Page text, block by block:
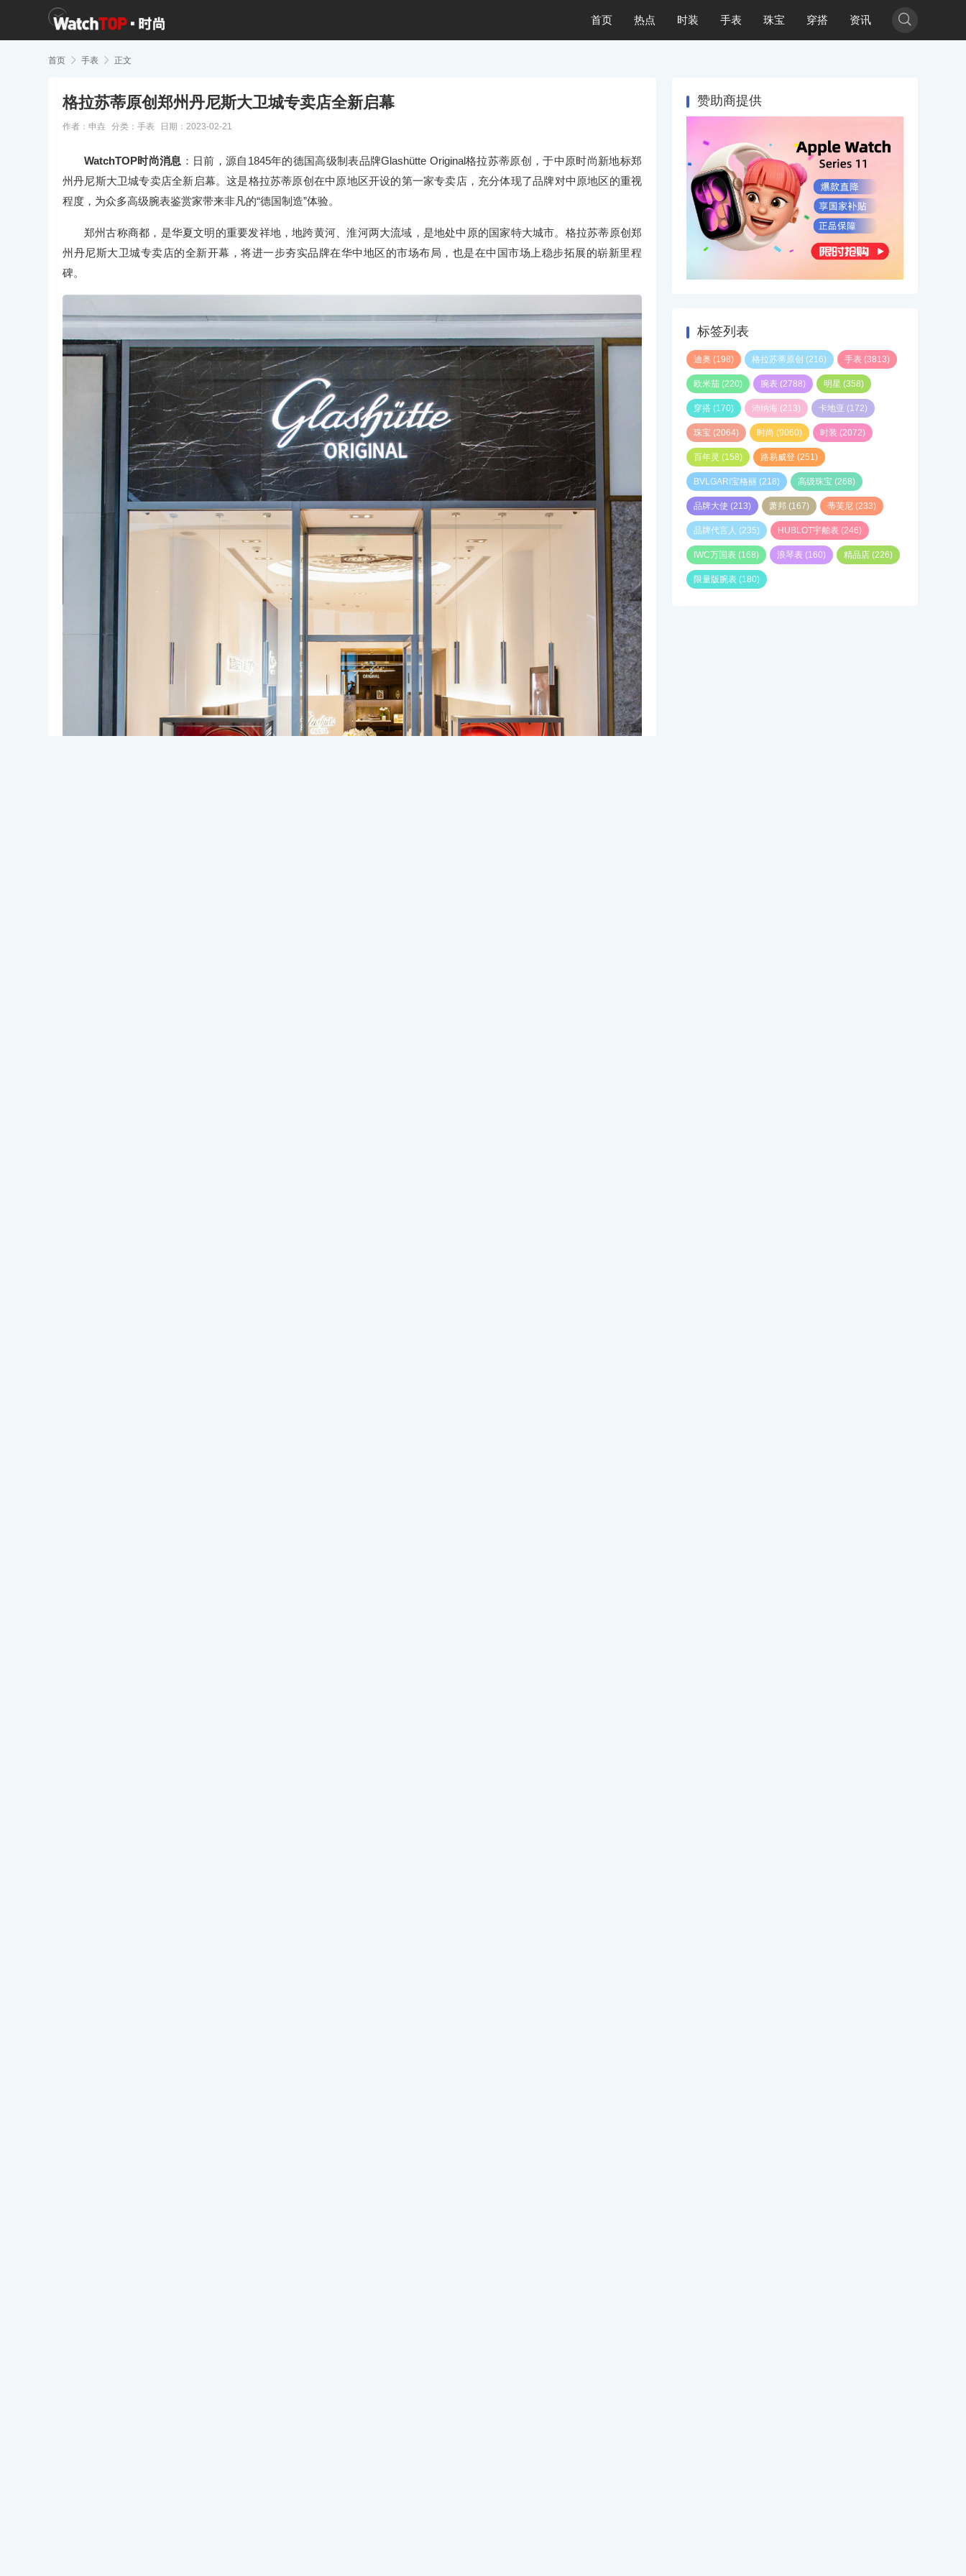
首页 热点 时装 手表 珠宝 穿搭 资讯 
首页  手表  正文
格拉苏蒂原创郑州丹尼斯大卫城专卖店全新启幕
作者：申垚 分类： 手表 日期：2023-02-21
WatchTOP时尚消息 ：日前，源自1845年的德国高级制表品牌Glashütte Original格拉苏蒂原创，于中原时尚新地标郑
州丹尼斯大卫城专卖店全新启幕。这是格拉苏蒂原创在中原地区开设的第一家专卖店，充分体现了品牌对中原地区的重视
程度，为众多高级腕表鉴赏家带来非凡的“德国制造”体验。
郑州古称商都，是华夏文明的重要发祥地，地跨黄河、淮河两大流域，是地处中原的国家特大城市。格拉苏蒂原创郑
州丹尼斯大卫城专卖店的全新开幕，将进一步夯实品牌在华中地区的市场布局，也是在中国市场上稳步拓展的崭新里程
碑。
赞助商提供
标签列表
迪奥 (198) 格拉苏蒂原创 (216) 手表 (3813)
欧米茄 (220) 腕表 (2788) 明星 (358)
穿搭 (170) 沛纳海 (213) 卡地亚 (172)
珠宝 (2064) 时尚 (9060) 时装 (2072)
百年灵 (158) 路易威登 (251)
BVLGARI宝格丽 (218) 高级珠宝 (268)
品牌大使 (213) 萧邦 (167) 蒂芙尼 (233)
品牌代言人 (235) HUBLOT宇舶表 (246)
IWC万国表 (168) 浪琴表 (160) 精品店 (226)
限量版腕表 (180)